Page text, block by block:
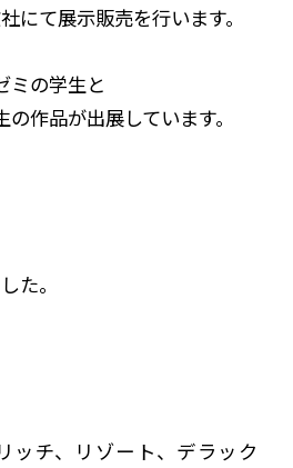
にて展示販売を行います。
ミの学生と
作品が出展しています。
た。
ッチ、リゾート、デラック